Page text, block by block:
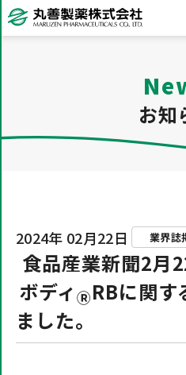
お知
2024年 02月22日 業界誌
食品産業新聞2月
ボディⓇRBに関す
ました。